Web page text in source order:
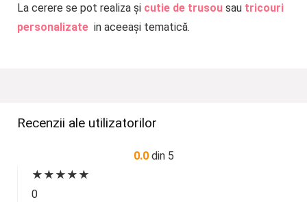
La cerere se pot realiza șicutie de trusousau tricouri
personalizate in aceeași tematică.
Recenzii ale utilizatorilor
0.0 din 5
★ ★ ★ ★ ★
0